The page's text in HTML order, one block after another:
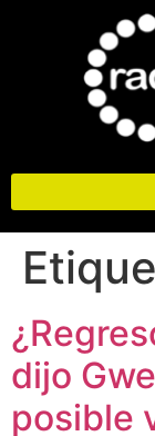
dijo
posible